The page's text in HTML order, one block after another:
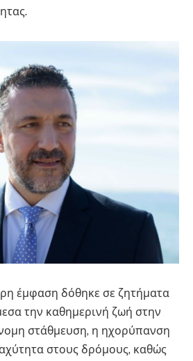
έμφαση δόθηκε σε ζητήματα
την καθημερινή ζωή στην
στάθμευση, η ηχορύπανση
στους δρόμους, καθώς